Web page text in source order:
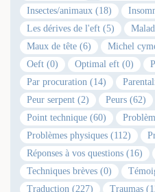
Insectes/animaux (18)
Les dérives de l'eft (5)
Maux de tête (6)
Michel
Oeft (0)
Optimal eft (0)
Par procuration (14)
Peur serpent (2)
Peurs (62)
Point technique (60)
Problèmes physiques (112)
Réponses à vos questions (16)
Techniques brèves (0)
Traduction (227)
Traumas